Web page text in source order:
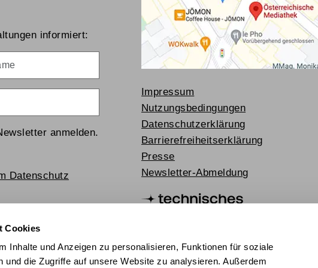
Cookies
Inhalte und Anzeigen zu personalisieren, Funktionen für soziale
und die Zugriffe auf unsere Website zu analysieren. Außerdem
informiert:
anmelden.
Datenschutz
Impressum
Nutzungsbedingungen
Datenschutzerklärung
Barrierefreiheitserklärung
Presse
Newsletter-Abmeldung